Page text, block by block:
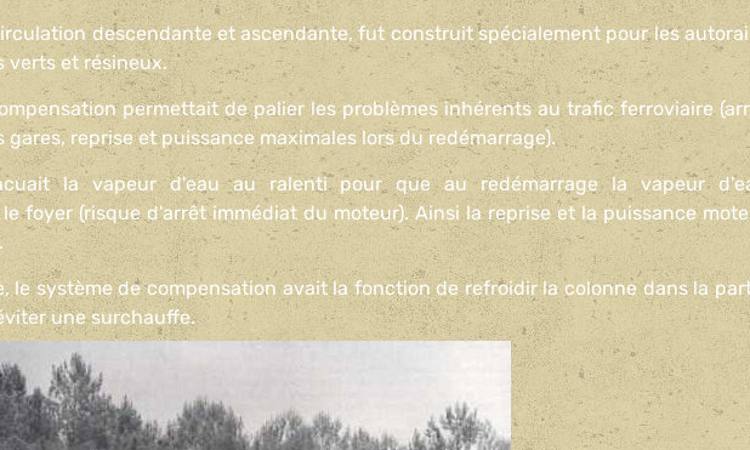
descendante et ascendante, fut construit spécialement pour les
verts et résineux.
permettait de palier les problèmes inhérents au trafic ferroviaire
gares, reprise et puissance maximales lors du redémarrage).
la vapeur d'eau au ralenti pour que au redémarrage la vapeur
foyer (risque d'arrêt immédiat du moteur).Ainsi la reprise et la puissance
le système de compensation avait la fonction de refroidir la colonne dans la
une surchauffe.